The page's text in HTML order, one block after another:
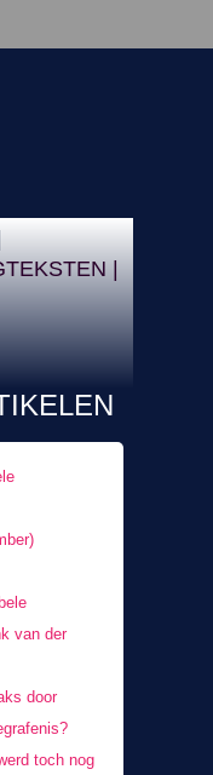
van der
door
toch nog
|